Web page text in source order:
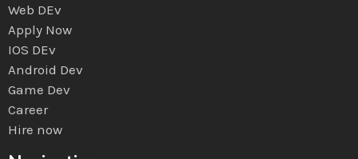
Web DEv
Apply Now
IOS DEv
Android Dev
Game Dev
Career
Hire now